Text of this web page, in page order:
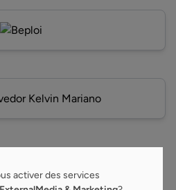
activer des services